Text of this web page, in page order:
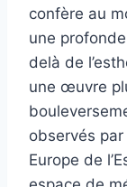
confère au
une
delà de
une œuvre
observés
Europe de